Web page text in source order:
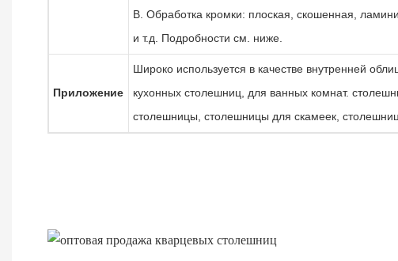
B. Обработка кромки: плоская, скошенная,
и т.д. Подробности см. ниже.
Приложение
Широко используется в качестве внутренней
кухонных столешниц, для ванных комнат.
столешницы, столешницы для скамеек,